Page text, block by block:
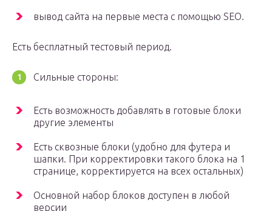
вывод сайта на первые места с помощью SEO.
Есть бесплатный тестовый период.
Сильные стороны:
Есть возможность добавлять в готовые блоки
другие элементы
Есть сквозные блоки (удобно для футера и
шапки. При корректировки такого блока на 1
странице, корректируется на всех остальных)
Основной набор блоков доступен в любой
версии